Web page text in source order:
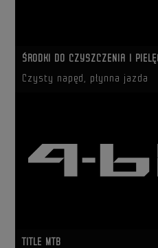
ŚRODKI DO CZYSZCZENIA I
Czysty napęd, płynna jazda
TITLE MTB